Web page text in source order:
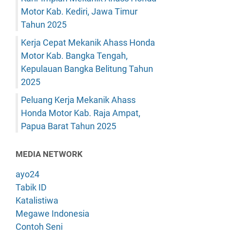
Motor Kab. Kediri, Jawa Timur
Tahun 2025
Kerja Cepat Mekanik Ahass Honda
Motor Kab. Bangka Tengah,
Kepulauan Bangka Belitung Tahun
2025
Peluang Kerja Mekanik Ahass
Honda Motor Kab. Raja Ampat,
Papua Barat Tahun 2025
MEDIA NETWORK
ayo24
Tabik ID
Katalistiwa
Megawe Indonesia
Contoh Seni